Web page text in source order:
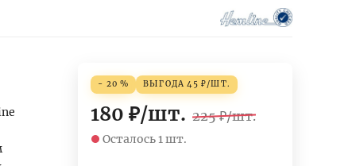
- 20 % ВЫГОДА45 ₽/ШТ.
180 ₽/шт. 225 ₽/шт.
Осталось 1 шт.